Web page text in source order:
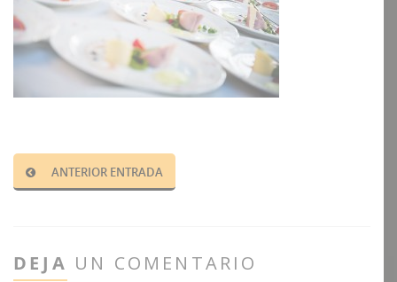
ANTERIOR ENTRADA
DEJA UN COMENTARIO